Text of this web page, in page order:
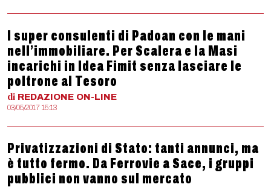
I super consulenti di Padoan con le mani
nell’immobiliare. Per Scalera e la Masi
incarichi in Idea Fimit senza lasciare le
poltrone al Tesoro
di REDAZIONE ON-LINE
03/05/2017 15:13
Privatizzazioni di Stato: tanti annunci, ma
è tutto fermo. Da Ferrovie a Sace, i gruppi
pubblici non vanno sul mercato